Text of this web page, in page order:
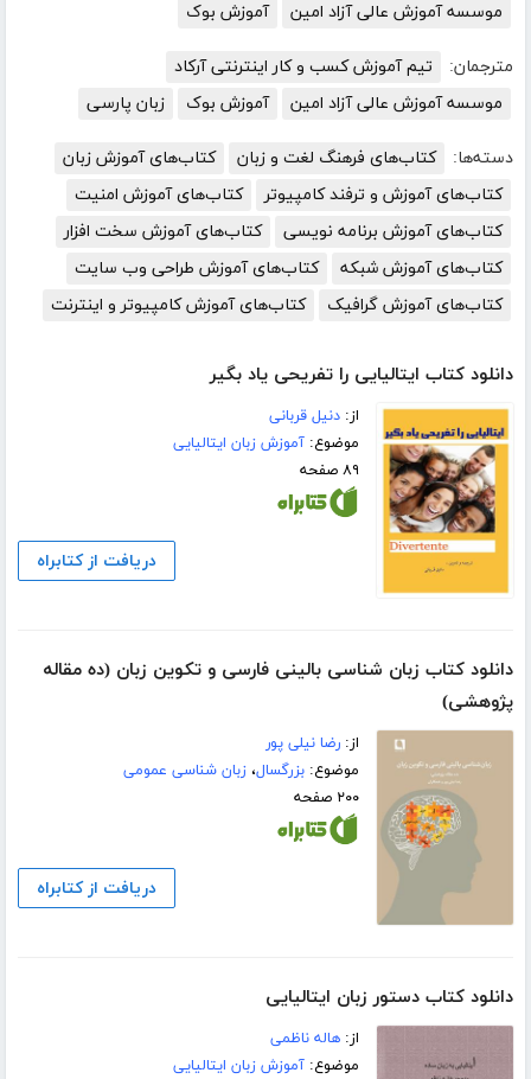
موسسه آموزش عالی آزاد امین
آموزش بوک
مترجمان:
تیم آموزش کسب و کار اینترنتی آرکاد
موسسه آموزش عالی آزاد امین
آموزش بوک زبان پارسی
دسته‌ها: کتاب‌های فرهنگ لغت و زبان
کتاب‌های آموزش زبان
کتاب‌های آموزش و ترفند کامپیوتر
کتاب‌های آموزش امنیت
کتاب‌های آموزش برنامه نویسی
کتاب‌های آموزش سخت افزار
کتاب‌های آموزش شبکه
کتاب‌های آموزش طراحی وب سایت
کتاب‌های آموزش گرافیک
کتاب‌های آموزش کامپیوتر و اینترنت
دانلود کتاب ایتالیایی را تفریحی یاد بگیر
از:دنیل قربانی
موضوع:آموزش زبان ایتالیایی
۸۹ صفحه
دریافت از کتابراه
دانلود کتاب زبان شناسی بالینی فارسی و تکوین زبان (ده مقاله
پژوهشی)
از:رضا نیلی پور
موضوع:بزرگسال،زبان شناسی عمومی
۲۰۰ صفحه
دریافت از کتابراه
دانلود کتاب دستور زبان ایتالیایی
از:هاله ناظمی
موضوع:آموزش زبان ایتالیایی